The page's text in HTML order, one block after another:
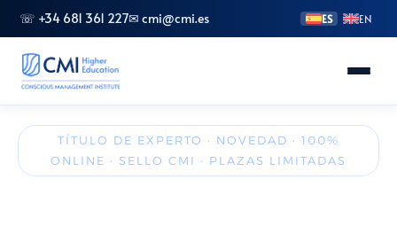
☏ +34 681 361 227✉ cmi@cmi.es ES EN
Conoce CMITÍTULO DE EXPERTO · NOVEDAD · 100%
ONLINE · SELLO CMI · PLAZAS LIMITADAS